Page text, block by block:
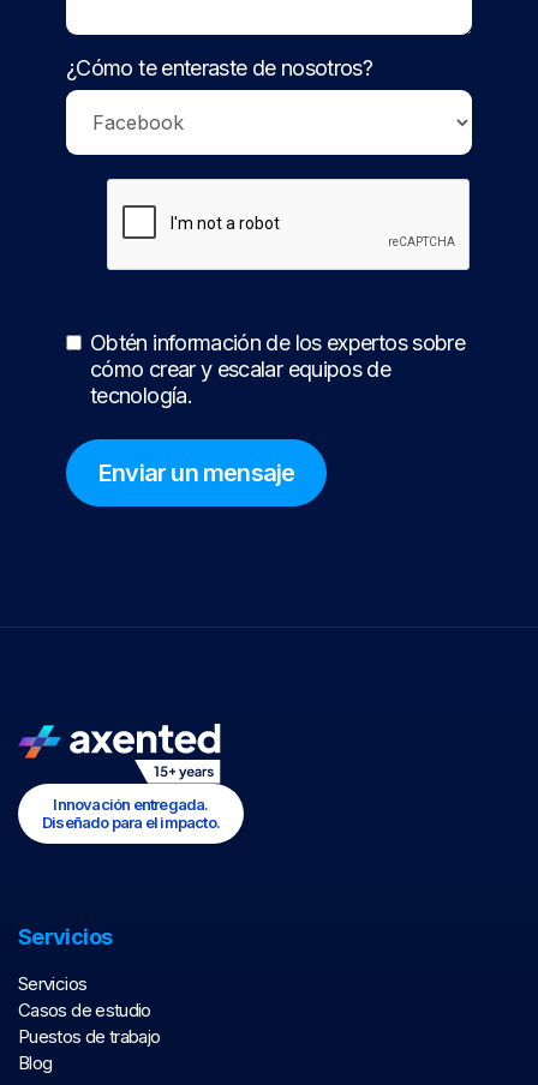
¿Cómo te enteraste de nosotros?
Obtén información de los expertos sobre
cómo crear y escalar equipos de
tecnología.
Innovación entregada.
Diseñado para el impacto.
Servicios
Servicios
Casos de estudio
Puestos de trabajo
Blog